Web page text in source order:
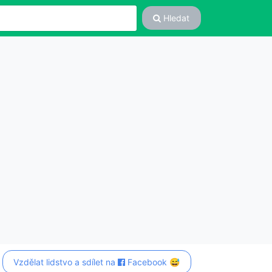
Hledat
Vzdělat lidstvo a sdílet na Facebook 😅